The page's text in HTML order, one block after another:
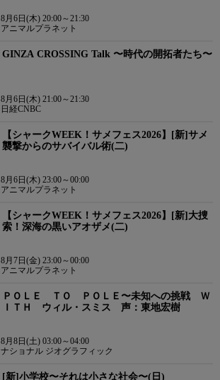
8月6日(木) 20:00～21:30
アニマルプラネット
GINZA CROSSING Talk 〜時代の開拓者たち〜
8月6日(木) 21:00～21:30
日経CNBC
【シャークWEEK！サメフェス2026】[新]サメ
襲撃からのサバイバル術(二)
8月6日(木) 23:00～00:00
アニマルプラネット
【シャークWEEK！サメフェス2026】[新]大捜
索！深海の黒いアオザメ(二)
8月7日(金) 23:00～00:00
アニマルプラネット
ＰＯＬＥ ＴＯ ＰＯＬＥ〜未知への挑戦 Ｗ
ＩＴＨ ウィル・スミス 声：東地宏樹
8月8日(土) 03:00～04:00
ナショナル ジオグラフィック
[新]小学校〜それは小さな社会〜(日)